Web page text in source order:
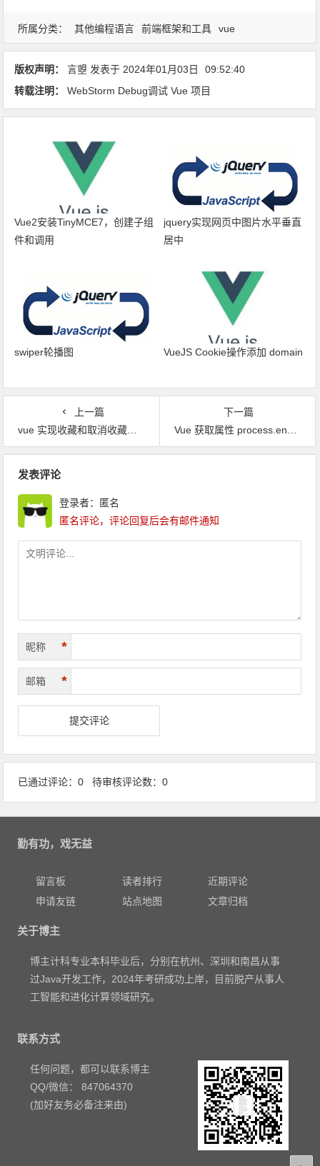
所属分类： 其他编程语言 前端框架和工具 vue
版权声明： 言曌 发表于 2024年01月03日
09:52:40
转载注明：
WebStorm Debug调试 Vue 项目
Vue2安装TinyMCE7，创建子组
件和调用
jquery实现网页中图片水平垂直
居中
swiper轮播图 VueJS Cookie操作添加 domain
上一篇
vue 实现收藏和取消收藏功能，方法体修改参数对象属性 this.$set
下一篇
Vue 获取属性 process.env.XXXX undefined
发表评论
登录者：匿名
匿名评论，评论回复后会有邮件通知
昵称 *
邮箱 *
已通过评论：0 待审核评论数：0
勤有功，戏无益
留言板 读者排行
近期评论
申请友链
站点地图 文章归档
关于博主
博主计科专业本科毕业后，分别在杭州、深圳和南昌从事
过Java开发工作，2024年考研成功上岸，目前脱产从事人
工智能和进化计算领域研究。
联系方式
任何问题，都可以联系博主
QQ/微信： 847064370
(加好友务必备注来由)